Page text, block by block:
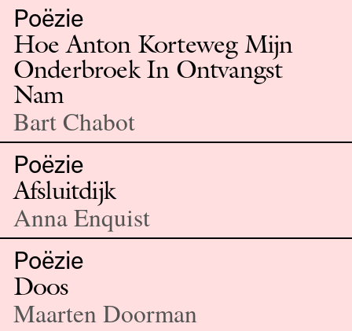
Poëzie
Hoe Anton Korteweg Mijn
Onderbroek In Ontvangst
Nam
Bart Chabot
Poëzie
Afsluitdijk
Anna Enquist
Poëzie
Doos
Maarten Doorman